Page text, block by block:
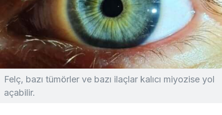
Felç, bazı tümörler ve bazı ilaçlar kalıcı miyozise yol
açabilir.